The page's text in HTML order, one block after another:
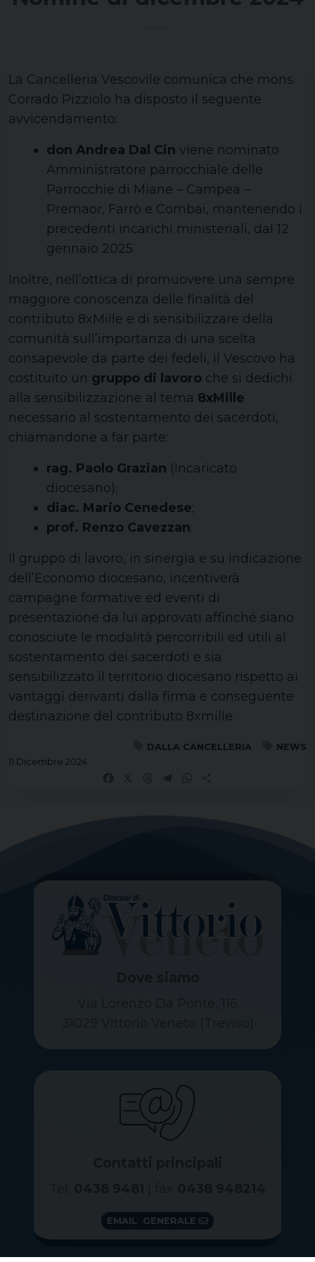
La Cancelleria Vescovile comunica che mons.
Corrado Pizziolo ha disposto il seguente
avvicendamento:
don Andrea Dal Cin viene nominato
Amministratore parrocchiale delle
Parrocchie di Miane – Campea –
Premaor, Farrò e Combai, mantenendo i
precedenti incarichi ministeriali, dal 12
gennaio 2025.
Inoltre, nell’ottica di promuovere una sempre
maggiore conoscenza delle finalità del
contributo 8xMille e di sensibilizzare della
comunità sull’importanza di una scelta
consapevole da parte dei fedeli, il Vescovo ha
costituito un gruppo di lavoro che si dedichi
alla sensibilizzazione al tema 8xMille
necessario al sostentamento dei sacerdoti,
chiamandone a far parte:
rag. Paolo Grazian (Incaricato
diocesano);
diac. Mario Cenedese;
prof. Renzo Cavezzan.
Il gruppo di lavoro, in sinergia e su indicazione
dell’Economo diocesano, incentiverà
campagne formative ed eventi di
presentazione da lui approvati affinché siano
conosciute le modalità percorribili ed utili al
sostentamento dei sacerdoti e sia
sensibilizzato il territorio diocesano rispetto ai
vantaggi derivanti dalla firma e conseguente
destinazione del contributo 8xmille.
DALLA CANCELLERIA
NEWS
11 Dicembre 2024
EMAIL GENERALE